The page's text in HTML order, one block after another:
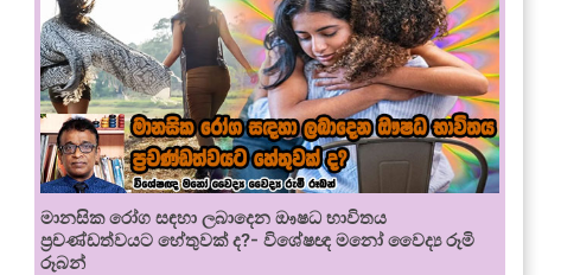
මානසික රෝග සඳහා ලබාදෙන ඖෂධ භාවිතය
ප්‍රචණ්ඩත්වයට හේතුවක් ද?- විශේෂඥ මනෝ වෛද්‍ය රූමි
රූබන්